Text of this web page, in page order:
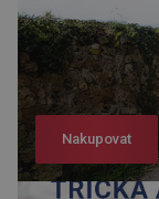
Nakupovat